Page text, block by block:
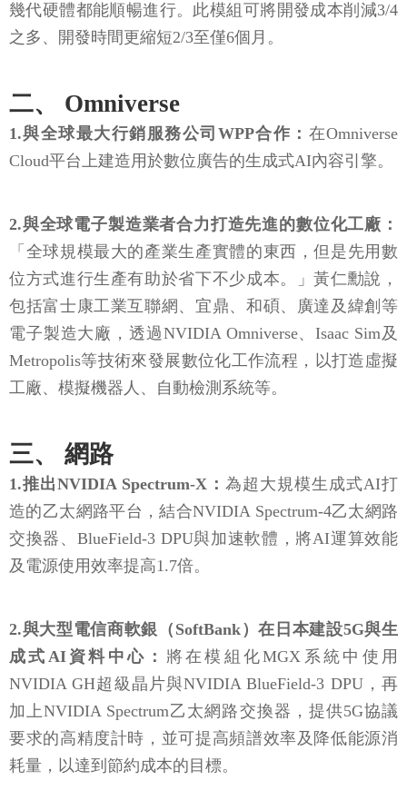
幾代硬體都能順暢進行。此模組可將開發成本削減3/4
之多、開發時間更縮短2/3至僅6個月。
二、 Omniverse
1.與全球最大行銷服務公司WPP合作： 在Omniverse
Cloud平台上建造用於數位廣告的生成式AI內容引擎。
2.與全球電子製造業者合力打造先進的數位化工廠：
「全球規模最大的產業生產實體的東西，但是先用數
位方式進行生產有助於省下不少成本。」黃仁勳說，
包括富士康工業互聯網、宜鼎、和碩、廣達及緯創等
電子製造大廠，透過NVIDIA Omniverse、Isaac Sim及
Metropolis等技術來發展數位化工作流程，以打造虛擬
工廠、模擬機器人、自動檢測系統等。
三、 網路
1.推出NVIDIA Spectrum-X： 為超大規模生成式AI打
造的乙太網路平台，結合NVIDIA Spectrum-4乙太網路
交換器、BlueField-3 DPU與加速軟體，將AI運算效能
及電源使用效率提高1.7倍。
2.與大型電信商軟銀（SoftBank）在日本建設5G與生
成式AI資料中心： 將在模組化MGX系統中使用
NVIDIA GH超級晶片與NVIDIA BlueField-3 DPU，再
加上NVIDIA Spectrum乙太網路交換器，提供5G協議
要求的高精度計時，並可提高頻譜效率及降低能源消
耗量，以達到節約成本的目標。